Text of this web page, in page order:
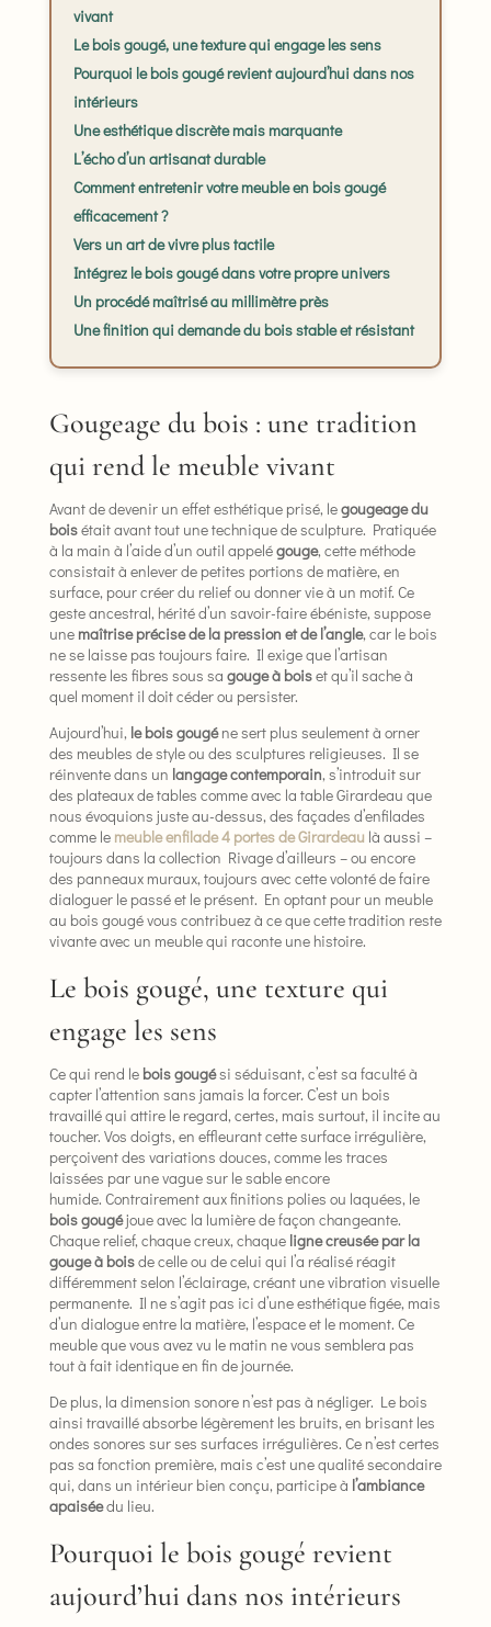
vivant
Le bois gougé, une texture qui engage les sens
Pourquoi le bois gougé revient aujourd’hui dans nos
intérieurs
Une esthétique discrète mais marquante
L’écho d’un artisanat durable
Comment entretenir votre meuble en bois gougé
efficacement ?
Vers un art de vivre plus tactile
Intégrez le bois gougé dans votre propre univers
Un procédé maîtrisé au millimètre près
Une finition qui demande du bois stable et résistant
Gougeage du bois : une tradition
qui rend le meuble vivant
Avant de devenir un effet esthétique prisé, legougeage du
boisétait avant tout une technique de sculpture. Pratiquée
à la main à l’aide d’un outil appelégouge, cette méthode
consistait à enlever de petites portions de matière, en
surface, pour créer du relief ou donner vie à un motif. Ce
geste ancestral, hérité d’un savoir-faire ébéniste, suppose
une maîtrise précise de la pression et de l’angle, car le bois
ne se laisse pas toujours faire. Il exige que l’artisan
ressente les fibres sous sa gouge à boiset qu’il sache à
quel moment il doit céder ou persister.
Aujourd’hui, le bois gougéne sert plus seulement à orner
des meubles de style ou des sculptures religieuses. Il se
réinvente dans un langage contemporain, s’introduit sur
des plateaux de tables comme avec la table Girardeau que
nous évoquions juste au-dessus, des façades d’enfilades
comme le meuble enfilade 4 portes de Girardeau là aussi –
toujours dans la collection Rivage d’ailleurs – ou encore
des panneaux muraux, toujours avec cette volonté de faire
dialoguer le passé et le présent. En optant pour un meuble
au bois gougé vous contribuez à ce que cette tradition reste
vivante avec un meuble qui raconte une histoire.
Le bois gougé, une texture qui
engage les sens
Ce qui rend le bois gougési séduisant, c’est sa faculté à
capter l’attention sans jamais la forcer. C’est un bois
travaillé qui attire le regard, certes, mais surtout, il incite au
toucher. Vos doigts, en effleurant cette surface irrégulière,
perçoivent des variations douces, comme les traces
laissées par une vague sur le sable encore
humide. Contrairement aux finitions polies ou laquées, le
bois gougéjoue avec la lumière de façon changeante.
Chaque relief, chaque creux, chaque ligne creusée par la
gouge à boisde celle ou de celui qui l’a réalisé réagit
différemment selon l’éclairage, créant une vibration visuelle
permanente. Il ne s’agit pas ici d’une esthétique figée, mais
d’un dialogue entre la matière, l’espace et le moment. Ce
meuble que vous avez vu le matin ne vous semblera pas
tout à fait identique en fin de journée.
De plus, la dimension sonore n’est pas à négliger. Le bois
ainsi travaillé absorbe légèrement les bruits, en brisant les
ondes sonores sur ses surfaces irrégulières. Ce n’est certes
pas sa fonction première, mais c’est une qualité secondaire
qui, dans un intérieur bien conçu, participe à l’ambiance
apaiséedu lieu.
Pourquoi le bois gougé revient
aujourd’hui dans nos intérieurs